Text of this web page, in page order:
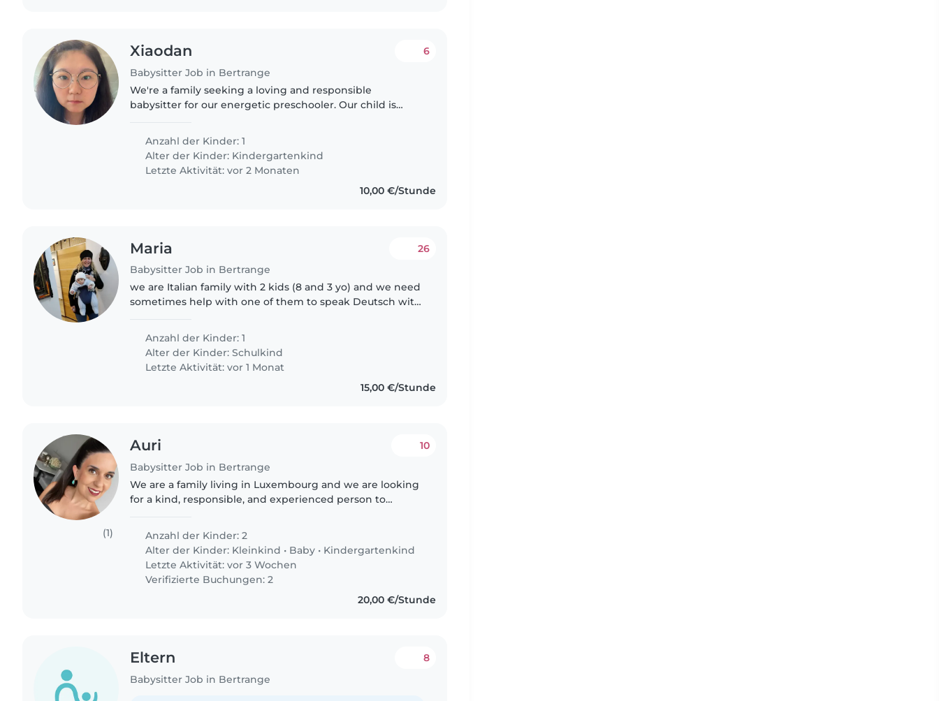
Xiaodan
Babysitter Job in Bertrange
6
We're a family seeking a loving and responsible
babysitter for our energetic preschooler. Our child is
Anzahl der Kinder: 1
Alter der Kinder: Kindergartenkind
Letzte Aktivität: vor 2 Monaten
10,00 €/Stunde
Maria
Babysitter Job in Bertrange
26
we are Italian family with 2 kids (8 and 3 yo) and we need
sometimes help with one of them to speak Deutsch with
one of the..
Anzahl der Kinder: 1
Alter der Kinder:Schulkind
Letzte Aktivität: vor 1 Monat
15,00 €/Stunde
(1)
Auri
Babysitter Job in Bertrange
10
We are a family living in Luxembourg and we are looking
for a kind, responsible, and experienced person to
several hours a day (not..
Anzahl der Kinder: 2
Alter der Kinder: Kleinkind • Baby • Kindergartenkind
Letzte Aktivität: vor 3 Wochen
Verifizierte Buchungen: 2
20,00 €/Stunde
Eltern
Babysitter Job in Bertrange
8